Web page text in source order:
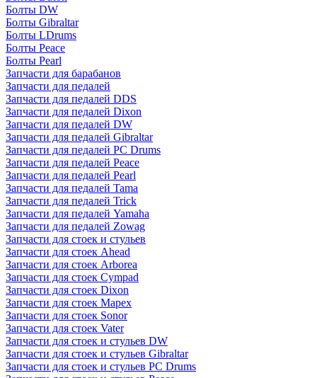
Болты DW
Болты Gibraltar
Болты LDrums
Болты Peace
Болты Pearl
Запчасти для барабанов
Запчасти для педалей
Запчасти для педалей DDS
Запчасти для педалей Dixon
Запчасти для педалей DW
Запчасти для педалей Gibraltar
Запчасти для педалей PC Drums
Запчасти для педалей Peace
Запчасти для педалей Pearl
Запчасти для педалей Tama
Запчасти для педалей Trick
Запчасти для педалей Yamaha
Запчасти для педалей Zowag
Запчасти для стоек и стульев
Запчасти для стоек Ahead
Запчасти для стоек Arborea
Запчасти для стоек Cympad
Запчасти для стоек Dixon
Запчасти для стоек Mapex
Запчасти для стоек Sonor
Запчасти для стоек Vater
Запчасти для стоек и стульев DW
Запчасти для стоек и стульев Gibraltar
Запчасти для стоек и стульев PC Drums